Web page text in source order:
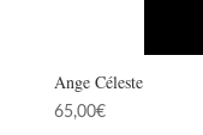
Ange Céleste
65,00€